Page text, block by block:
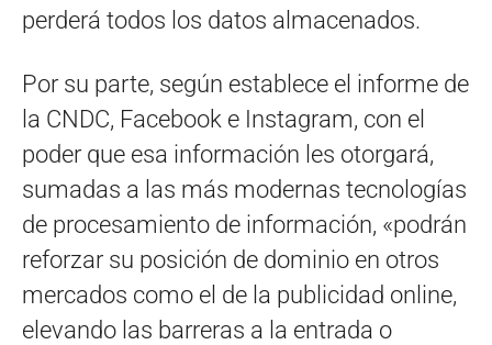
perderá todos los datos almacenados.
Por su parte, según establece el informe de
la CNDC, Facebook e Instagram, con el
poder que esa información les otorgará,
sumadas a las más modernas tecnologías
de procesamiento de información, «podrán
reforzar su posición de dominio en otros
mercados como el de la publicidad online,
elevando las barreras a la entrada o